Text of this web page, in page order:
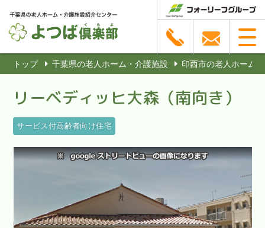
トップ 千葉県の老人ホーム・介護施設 印西市の老人ホーム
リーベディッヒ大森（南向き）
サービス付高齢者向け住宅